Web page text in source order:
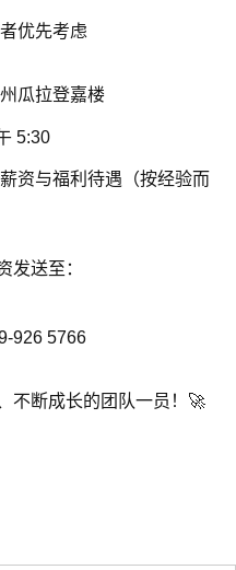
优先考虑
瓜拉登嘉楼
5:30
资与福利待遇（按经验而
发送至：
926 5766
不断成长的团队一员！🚀